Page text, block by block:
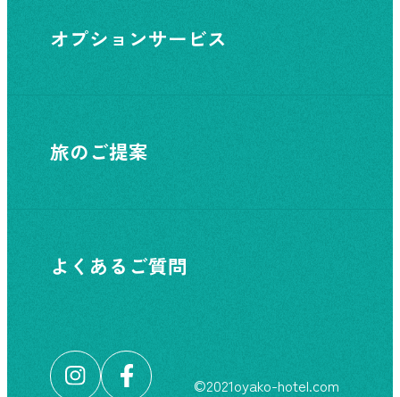
オプションサービス
旅のご提案
よくあるご質問
©︎2021oyako-hotel.com